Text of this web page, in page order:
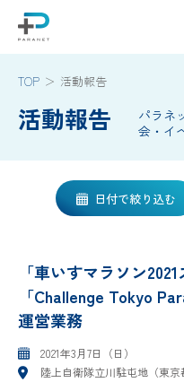
TOP 活動報告
活動報告
パラネ
会・イ
日付で絞り込む
「車いすマラソン
「Challenge Tokyo
運営業務
2021年3月7日（日）
陸上自衛隊立川駐屯地（東京